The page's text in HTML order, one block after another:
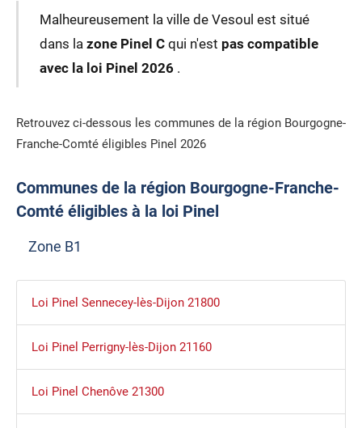
Malheureusement la ville de Vesoul est situé
dans la zone Pinel Cqui n'est pas compatible
avec la loi Pinel 2026 .
Retrouvez ci-dessous les communes de la région Bourgogne-
Franche-Comté éligibles Pinel 2026
Communes de la région Bourgogne-Franche-
Comté éligibles à la loi Pinel
Zone B1
Loi Pinel Sennecey-lès-Dijon 21800
Loi Pinel Perrigny-lès-Dijon 21160
Loi Pinel Chenôve 21300